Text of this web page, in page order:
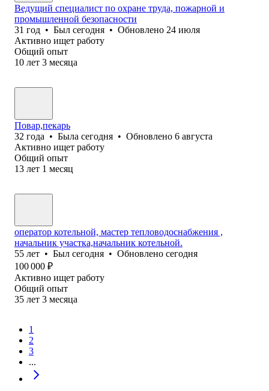
Ведущий специалист по охране труда, пожарной и
промышленной безопасности
31 год • Был сегодня • Обновлено 24 июля
Активно ищет работу
Общий опыт
10 лет 3 месяца
Повар,пекарь
32 года • Была сегодня • Обновлено 6 августа
Активно ищет работу
Общий опыт
13 лет 1 месяц
оператор котельной, мастер тепловодоснабжения ,
начальник участка,начальник котельной.
55 лет • Был сегодня • Обновлено сегодня
100 000 ₽
Активно ищет работу
Общий опыт
35 лет 3 месяца
1
2
3
...